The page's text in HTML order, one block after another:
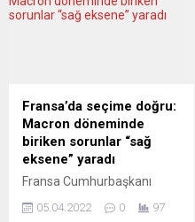
Fransa’da seçime doğru:
Macron döneminde
biriken sorunlar “sağ
eksene” yaradı
Fransa Cumhurbaşkanı
2017’de yapılan bu göreve
05.04.2022 0 97